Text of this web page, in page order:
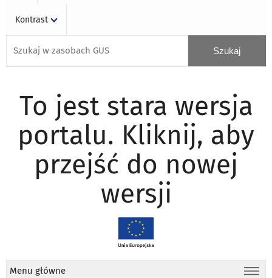
Kontrast
To jest stara wersja
portalu. Kliknij, aby
przejść do nowej
wersji
Menu główne